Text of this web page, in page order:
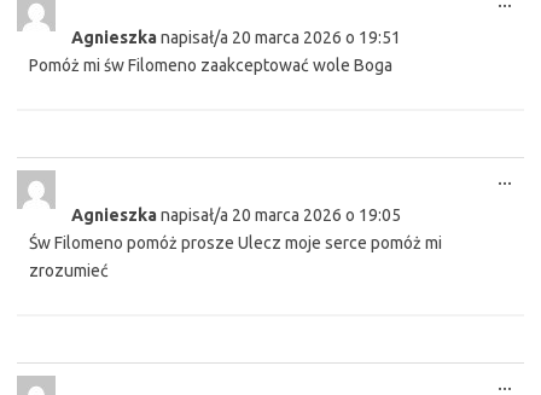
Agnieszkanapisał/a 20 marca 2026 o 19:51
Pomóż mi św Filomeno zaakceptować wole Boga
Agnieszkanapisał/a 20 marca 2026 o 19:05
Św Filomeno pomóż prosze Ulecz moje serce pomóż mi
zrozumieć
...
...